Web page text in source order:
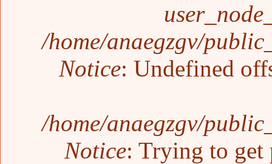
/home/anaegzgv/
Notice: Undefined
/home/anaegzgv/
Notice: Trying to get